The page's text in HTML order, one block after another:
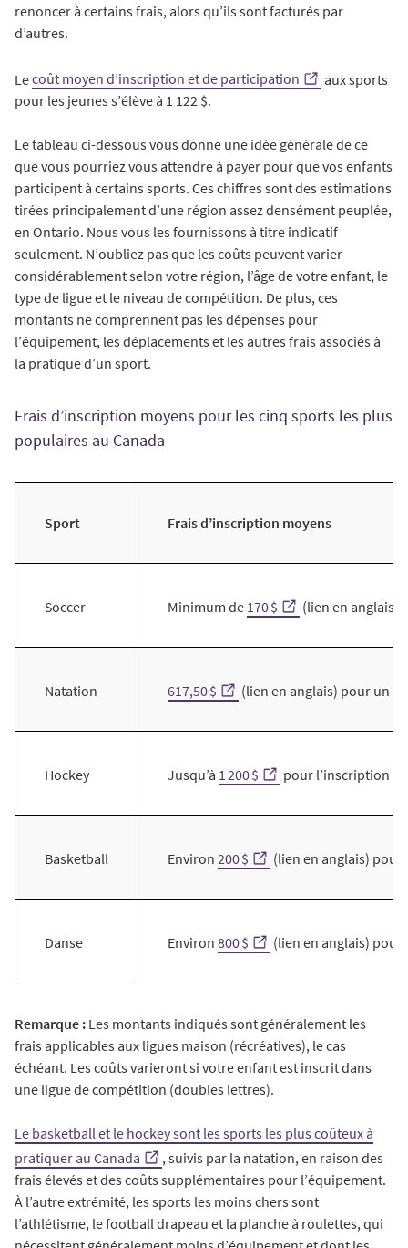
renoncer à certains frais, alors qu’ils sont facturés par
d’autres.
Lecoût moyen d’inscription et de participation
aux sports
pour les jeunes s’élève à 1 122 $.
Le tableau ci-dessous vous donne une idée générale de ce
que vous pourriez vous attendre à payer pour que vos enfants
participent à certains sports. Ces chiffres sont des estimations
tirées principalement d’une région assez densément peuplée,
en Ontario. Nous vous les fournissons à titre indicatif
seulement. N’oubliez pas que les coûts peuvent varier
considérablement selon votre région, l’âge de votre enfant, le
type de ligue et le niveau de compétition. De plus, ces
montants ne comprennent pas les dépenses pour
l’équipement, les déplacements et les autres frais associés à
la pratique d’un sport.
Frais d’inscription moyens pour les cinq sports les plus
populaires au Canada
Sport Frais d’inscription moyens
Soccer Minimum de 170 $ (lien en anglais)
Natation 617,50 $ (lien en anglais) pour un
Hockey Jusqu’à 1 200 $ pour l’inscription et
Basketball Environ 200 $ (lien en anglais) pour
Danse Environ 800 $ (lien en anglais) pour
Remarque : Les montants indiqués sont généralement les
frais applicables aux ligues maison (récréatives), le cas
échéant. Les coûts varieront si votre enfant est inscrit dans
une ligue de compétition (doubles lettres).
Le basketball et le hockey sont les sports les plus coûteux à
pratiquer au Canada
, suivis par la natation, en raison des
frais élevés et des coûts supplémentaires pour l’équipement.
À l’autre extrémité, les sports les moins chers sont
l’athlétisme, le football drapeau et la planche à roulettes, qui